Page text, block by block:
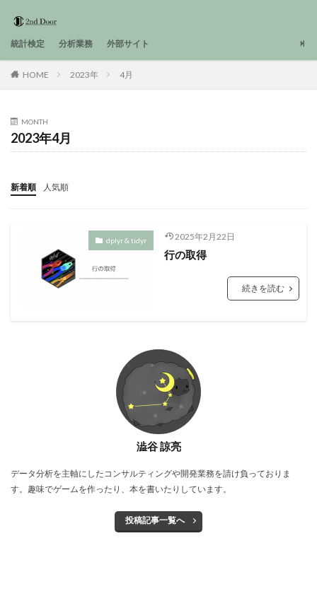
統計検定 分析業務 外部サイト
HOME 2023年 4月
MONTH
2023年4月
新着順 人気順
dplyr & tidyr 2025年2月22日
行の取得
続きを読む
澁谷 諒亮
データ分析を主軸にしたコンサルティングや開発業務を請け負っておりま
す。趣味でゲームを作ったり、本を書いたりしています。
投稿記事一覧へ